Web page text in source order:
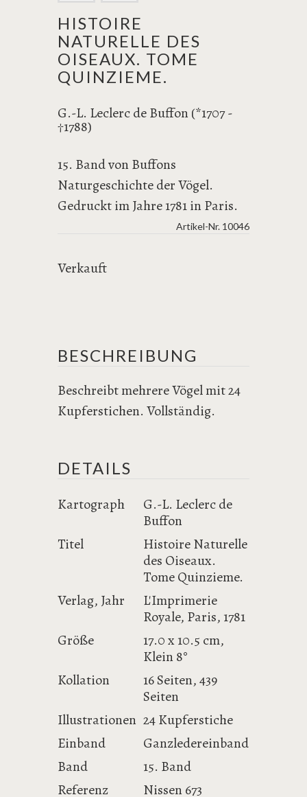
HISTOIRE
NATURELLE DES
OISEAUX. TOME
QUINZIEME.
G.-L. Leclerc de Buffon (*1707 -
†1788)
15. Band von Buffons
Naturgeschichte der Vögel.
Gedruckt im Jahre 1781 in Paris.
Artikel-Nr. 10046
Verkauft
BESCHREIBUNG
Beschreibt mehrere Vögel mit 24
Kupferstichen. Vollständig.
DETAILS
Kartograph
G.-L. Leclerc de
Buffon
Titel
Histoire Naturelle
des Oiseaux.
Tome Quinzieme.
Verlag, Jahr
L'Imprimerie
Royale, Paris, 1781
Größe
17.0 x 10.5 cm,
Klein 8°
Kollation
16 Seiten, 439
Seiten
Illustrationen 24 Kupferstiche
Einband
Ganzledereinband
Band
15. Band
Referenz
Nissen 673